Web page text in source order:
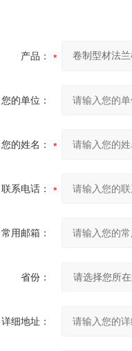
产品：
您的单位：
您的姓名：
联系电话：
常用邮箱：
省份：
详细地址：